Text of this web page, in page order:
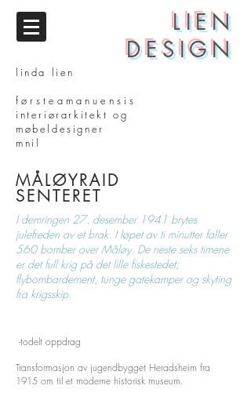
LIEN
DESIGN
linda lien
f ø r s t e a m a n u e n s i s
interiørarkitekt og
møbeldesigner
mnil
MÅLØYRAID
SENTERET
I demringen 27. desember 1941 brytes
julefreden av et brak. I løpet av ti minutter faller
560 bomber over Måløy. De neste seks timene
er det full krig på det lille fiskestedet;
flybombardement, tunge gatekamper og skyting
fra krigsskip.
-todelt oppdrag
Transformasjon av jugendbygget Heradsheim fra
1915 om til et moderne historisk museum.